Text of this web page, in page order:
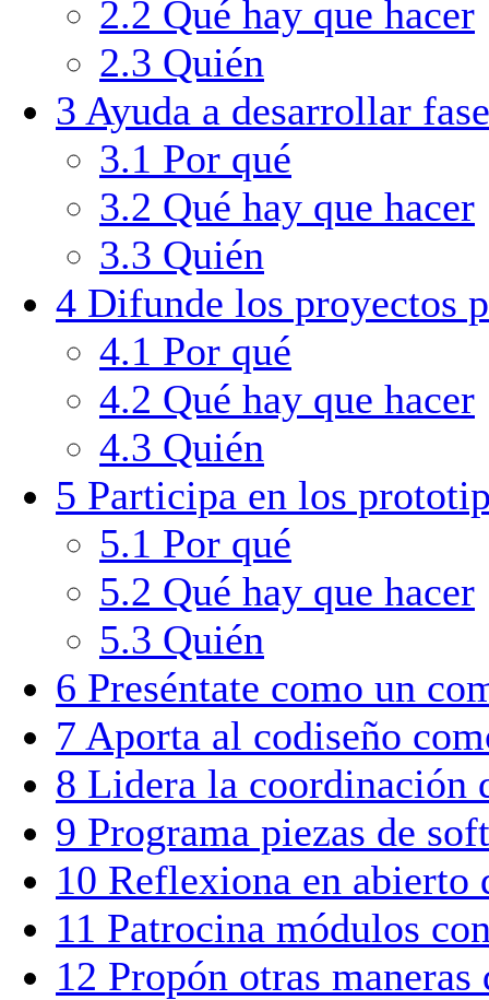
2.2 Qué hay que hacer
2.3 Quién
3 Ayuda a desarrollar
3.1 Por qué
3.2 Qué hay que hacer
3.3 Quién
4 Difunde los proyectos
4.1 Por qué
4.2 Qué hay que hacer
4.3 Quién
5 Participa en los
5.1 Por qué
5.2 Qué hay que hacer
5.3 Quién
6 Preséntate como un
7 Aporta al codiseño
8 Lidera la coordinación
9 Programa piezas de
10 Reflexiona en abierto
11 Patrocina módulos
12 Propón otras